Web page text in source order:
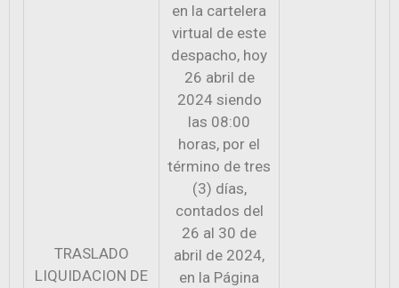
TRASLADO
LIQUIDACION DE
en la cartelera
virtual de este
despacho, hoy
26 abril de
2024 siendo
las 08:00
horas, por el
término de tres
(3) días,
contados del
26 al 30 de
abril de 2024,
en la Página